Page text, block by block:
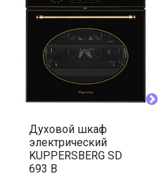
Духовой шкаф
электрический
KUPPERSBERG SD
693 B